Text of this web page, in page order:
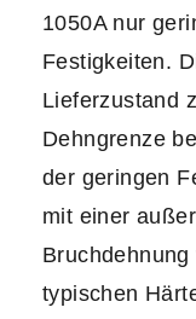
1050A nur
Festigkeiten.
Lieferzustand
Dehngrenze
der geringen
mit einer
typischen